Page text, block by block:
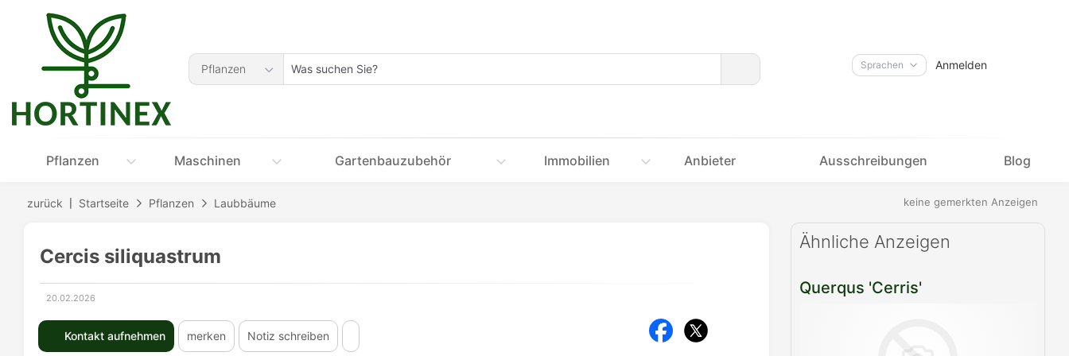
Accessibility-
Modus
aktivieren
Inhalt
Pflanzen
suchen
Sprachen Anmelden
Pflanzen Maschinen Gartenbauzubehör Immobilien Anbieter Ausschreibungen Blog
zurück Startseite Pflanzen Laubbäume keine gemerkten Anzeigen
Ähnliche Anzeigen
Querqus 'Cerris'
Cercis siliquastrum
20.02.2026
Kontakt aufnehmen merken Notiz schreiben